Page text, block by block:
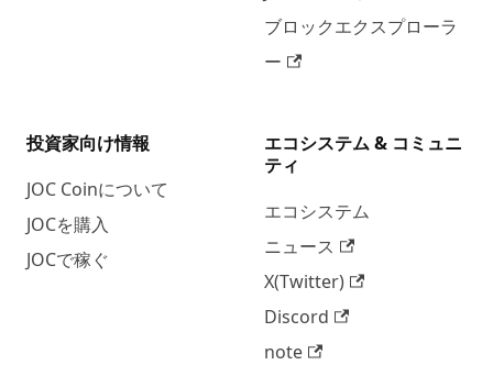
ブロックエクスプローラ
ー
投資家向け情報
JOC Coinについて
JOCを購入
JOCで稼ぐ
エコシステム & コミュニ
ティ
エコシステム
ニュース
X(Twitter)
Discord
note